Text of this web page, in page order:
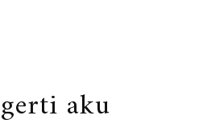
aku